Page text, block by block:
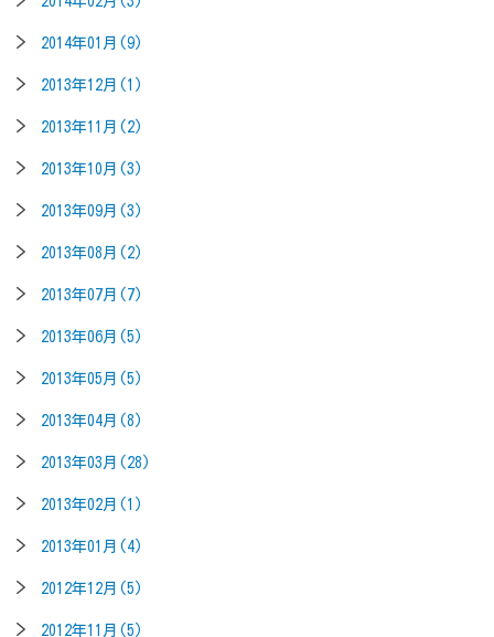
2014年01月(9)
2013年12月(1)
2013年11月(2)
2013年10月(3)
2013年09月(3)
2013年08月(2)
2013年07月(7)
2013年06月(5)
2013年05月(5)
2013年04月(8)
2013年03月(28)
2013年02月(1)
2013年01月(4)
2012年12月(5)
2012年11月(5)